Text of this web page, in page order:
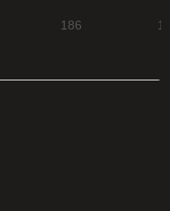
186